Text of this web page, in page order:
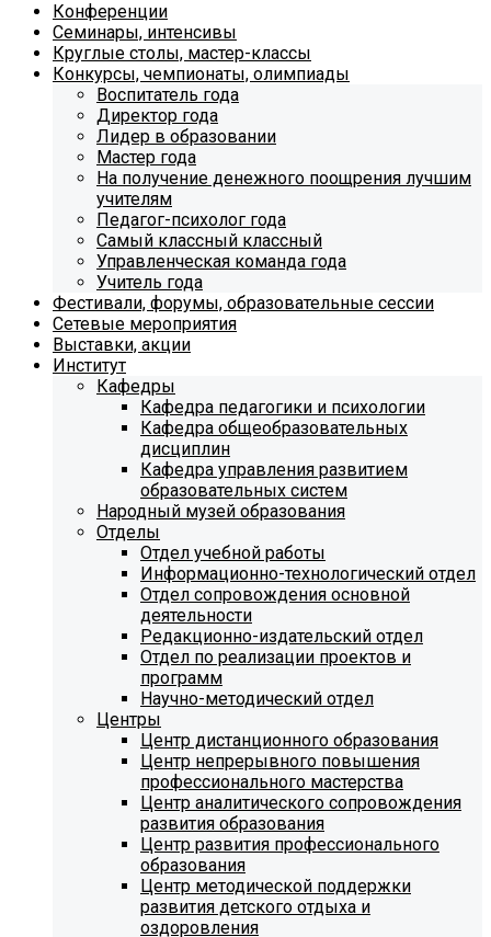
Конференции
Семинары, интенсивы
Круглые столы, мастер-классы
Конкурсы, чемпионаты, олимпиады
Воспитатель года
Директор года
Лидер в образовании
Мастер года
На получение денежного поощрения лучшим
учителям
Педагог-психолог года
Самый классный классный
Управленческая команда года
Учитель года
Фестивали, форумы, образовательные сессии
Сетевые мероприятия
Выставки, акции
Институт
Кафедры
Кафедра педагогики и психологии
Кафедра общеобразовательных
дисциплин
Кафедра управления развитием
образовательных систем
Народный музей образования
Отделы
Отдел учебной работы
Информационно-технологический отдел
Отдел сопровождения основной
деятельности
Редакционно-издательский отдел
Отдел по реализации проектов и
программ
Научно-методический отдел
Центры
Центр дистанционного образования
Центр непрерывного повышения
профессионального мастерства
Центр аналитического сопровождения
развития образования
Центр развития профессионального
образования
Центр методической поддержки
развития детского отдыха и
оздоровления